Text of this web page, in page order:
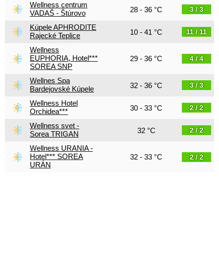
Wellness centrum
VADAŠ - Štúrovo
28 - 36 °C 3 / 3
Kúpele APHRODITE
Rajecké Teplice
10 - 41 °C 11 / 11
Wellness
EUPHORIA, Hotel***
SOREA SNP
29 - 36 °C 4 / 4
Wellnes Spa
Bardejovské Kúpele
32 - 36 °C 3 / 3
Wellness Hotel
Orchidea***
30 - 33 °C 2 / 2
Wellness svet -
Sorea TRIGAN
32 °C 2 / 2
Wellness URANIA -
Hotel*** SOREA
URÁN
32 - 33 °C 2 / 2